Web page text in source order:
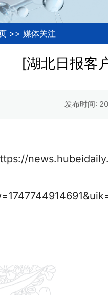
>>媒体关注
[湖北日报客
发布时间: